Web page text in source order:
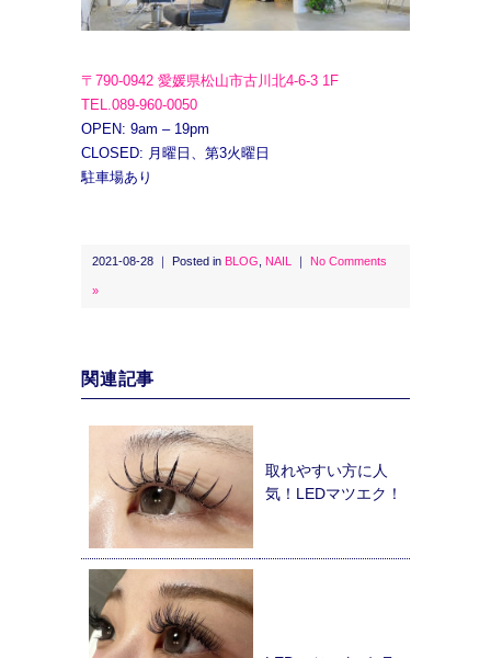
〒790-0942 愛媛県松山市古川北4-6-3 1F
TEL.089-960-0050
OPEN: 9am – 19pm
CLOSED: 月曜日、第3火曜日
駐車場あり
2021-08-28 ｜ Posted in BLOG NAIL ｜ No Comments
»
関連記事
取れやすい方に人
気！LEDマツエク！